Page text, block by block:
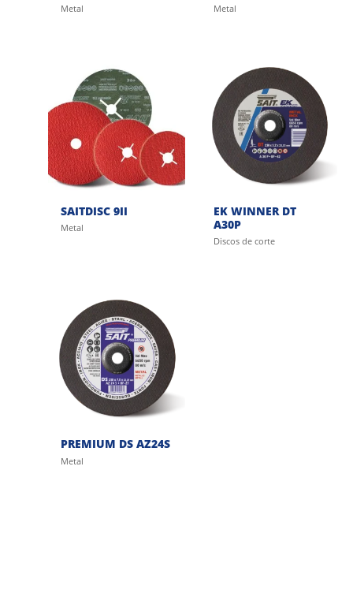
Metal Metal
SAITDISC 9II
Metal
EK WINNER DT
A30P
Discos de corte
PREMIUM DS AZ24S
Metal